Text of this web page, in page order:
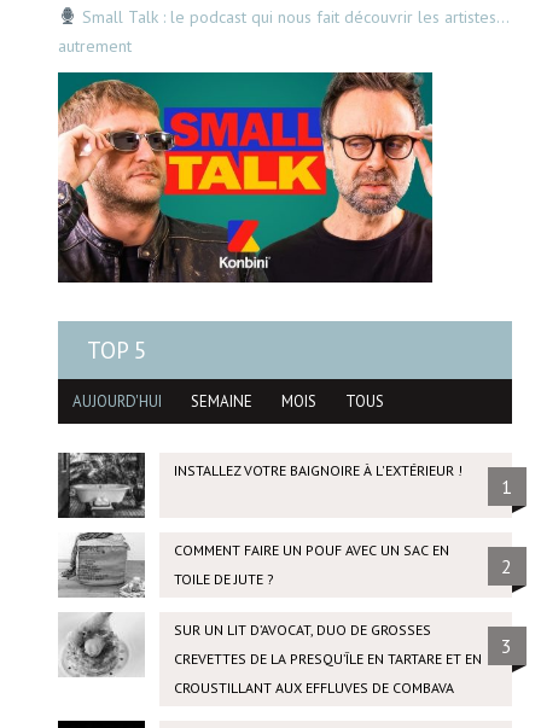
Small Talk : le podcast qui nous fait découvrir les artistes…
autrement
TOP 5
AUJOURD'HUI SEMAINE MOIS TOUS
INSTALLEZ VOTRE BAIGNOIRE À L'EXTÉRIEUR !
1
COMMENT FAIRE UN POUF AVEC UN SAC EN
TOILE DE JUTE ?
2
SUR UN LIT D’AVOCAT, DUO DE GROSSES
CREVETTES DE LA PRESQU’ÎLE EN TARTARE ET EN
CROUSTILLANT AUX EFFLUVES DE COMBAVA
3